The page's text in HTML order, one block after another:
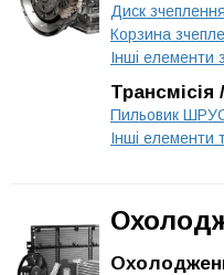
Диск зчеплення
Корзина
Інші елементи
Трансмісія
Пильовик
Інші елементи